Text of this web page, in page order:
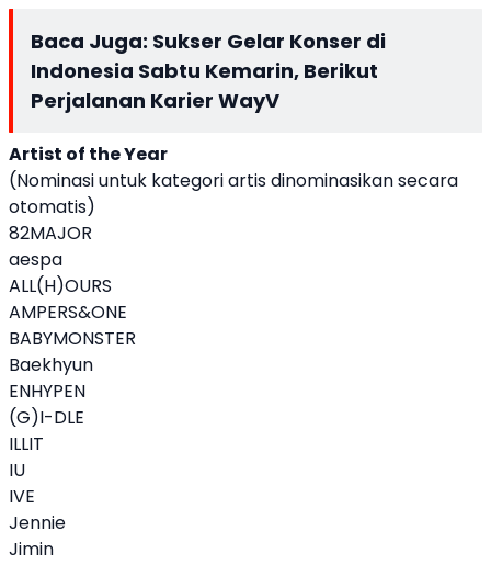
Baca Juga: Sukser Gelar Konser di
Indonesia Sabtu Kemarin, Berikut
Perjalanan Karier WayV
Artist of the Year
(Nominasi untuk kategori artis dinominasikan secara
otomatis)
82MAJOR
aespa
ALL(H)OURS
AMPERS&ONE
BABYMONSTER
Baekhyun
ENHYPEN
(G)I-DLE
ILLIT
IU
IVE
Jennie
Jimin